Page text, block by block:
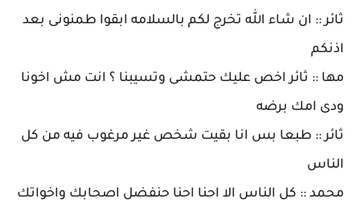
ثائر :: ان شاء الله تخرج لكم بالسلامه ابقوا طمنونى بعد
اذنكم
مها :: ثائر اخص عليك حتمشى وتسيبنا ؟ انت مش اخونا
ودى امك برضه
ثائر :: طبعا بس انا بقيت شخص غير مرغوب فيه من كل
الناس
محمد :: كل الناس الا احنا احنا حنفضل اصحابك واخواتك